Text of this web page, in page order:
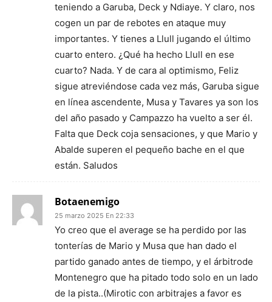
teniendo a Garuba, Deck y Ndiaye. Y claro, nos
cogen un par de rebotes en ataque muy
importantes. Y tienes a Llull jugando el último
cuarto entero. ¿Qué ha hecho Llull en ese
cuarto? Nada. Y de cara al optimismo, Feliz
sigue atreviéndose cada vez más, Garuba sigue
en línea ascendente, Musa y Tavares ya son los
del año pasado y Campazzo ha vuelto a ser él.
Falta que Deck coja sensaciones, y que Mario y
Abalde superen el pequeño bache en el que
están. Saludos
Botaenemigo
25 marzo 2025 En 22:33
Yo creo que el average se ha perdido por las
tonterías de Mario y Musa que han dado el
partido ganado antes de tiempo, y el árbitrode
Montenegro que ha pitado todo solo en un lado
de la pista..(Mirotic con arbitrajes a favor es